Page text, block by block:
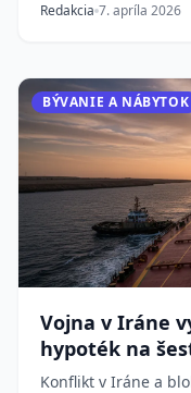
Redakcia 7. apríla 2026
BÝVANIE A NÁBYTOK
Vojna v Iráne
hypoték na
Konflikt v Iráne a